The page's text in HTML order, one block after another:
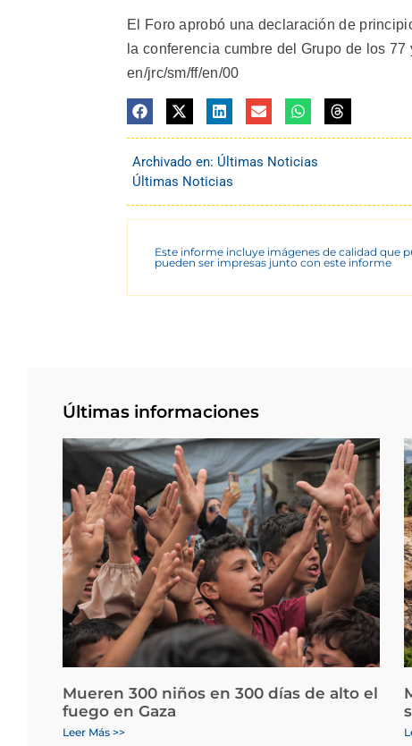
El Foro aprobó una declaración de
la conferencia cumbre del Grupo de los
en/jrc/sm/ff/en/00
Archivado en: Últimas Noticias
Últimas Noticias
Este informe incluye imágenes de calidad que
pueden ser impresas junto con este informe
Últimas informaciones
Mueren 300 niños en 300 días de alto el
fuego en Gaza
Leer Más >>